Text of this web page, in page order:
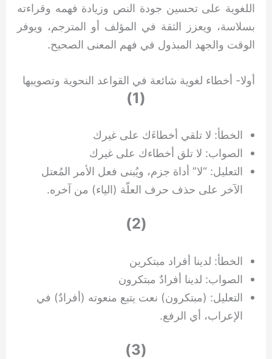
اللغوية على تحسين جودة النص وزيادة فهمه وقراءته
بسلاسة، ويعزز الثقة في المؤلف أو المترجم، ويوفر
الوقت والجهد المبذول في فهم المعنى الصحيح.
أولا- أخطاء لغوية شائعة في القواعد النحوية وتصويبها
(1)
الخطأ: لا تلقي أخطاءَك على غيرك
الصواب: لا تلق أخطاءك على غيرك
التعليل: “لا” أداة جزم، ويُبنى فعل الأمر المُعتل
الآخر على حذف حرف العلّة (الياء) من آخره.
(2)
الخطأ: لدينا أفراد مبتكرين
الصواب: لدينا أفرادٌ مبتكرون
التعليل: (مبتكرون) نعت يتبع منعوته (أفرادٌ) في
الإعراب، أي الرفع.
(3)